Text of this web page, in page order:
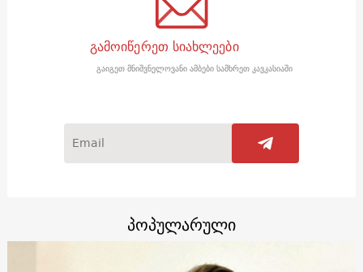
გამოიწერეთ სიახლეები
გაიგეთ მნიშვნელოვანი ამბები სამხრეთ კავკასიაში
პოპულარული